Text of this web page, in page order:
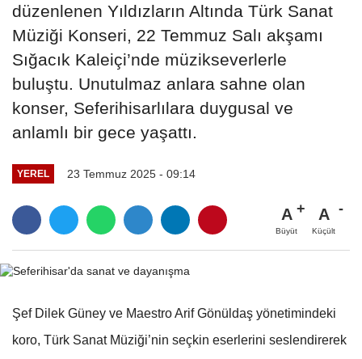
düzenlenen Yıldızların Altında Türk Sanat
Müziği Konseri, 22 Temmuz Salı akşamı
Sığacık Kaleiçi’nde müzikseverlerle
buluştu. Unutulmaz anlara sahne olan
konser, Seferihisarlılara duygusal ve
anlamlı bir gece yaşattı.
YEREL 23 Temmuz 2025 - 09:14
A
Büyüt
A
Küçült
Şef Dilek Güney ve Maestro Arif Gönüldaş yönetimindeki
koro, Türk Sanat Müziği’nin seçkin eserlerini seslendirerek